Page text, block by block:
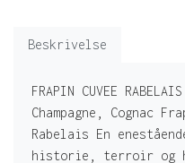
Beskrivelse
FRAPIN CUVEE
Champagne, Cognac
Rabelais En
historie, terroir og